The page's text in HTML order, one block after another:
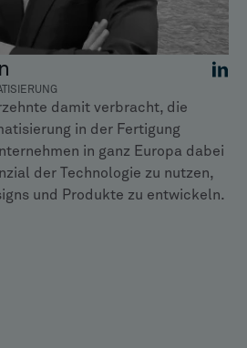
damit verbracht, die
in der Fertigung
in ganz Europa dabei
der Technologie zu nutzen,
und Produkte zu entwickeln.